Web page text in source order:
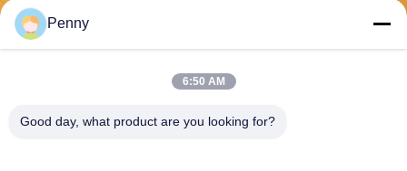
Penny
6:50 AM
Good day, what product are you looking for?